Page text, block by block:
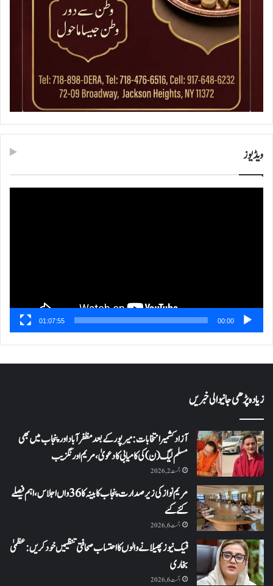
ویڈیوز
00:00
01:07:55
زیادہ پڑھی جانیوالی خبریں
آزاد کشمیر انتخابات: میرپور کے بعد مظفرآباد اور پنجاب میں بھی
مسلم لیگ (ن) کی کامیابی کا دعویٰ، مریم اورنگزیب
اگست 2, 2026
مریم نواز کی زیر صدارت پنجاب کابینہ کا 36واں اجلاس،اہم فیصلے
کئے گئے
اگست 6, 2026
فیک نیوز پھیلانے والوں کا احتساب صحافتی تنظیمیں خود کریں: عظمیٰ
بخاری
اگست 6, 2026